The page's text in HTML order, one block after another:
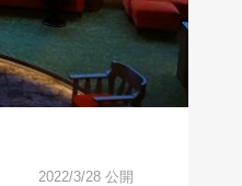
2022/3/28 公開